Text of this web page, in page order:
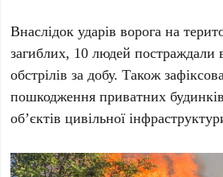
Внаслідок ударів ворога на
загиблих, 10 людей постраждали
обстрілів за добу. Також
пошкодження приватних
об’єктів цивільної